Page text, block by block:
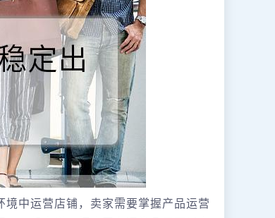
中运营店铺，卖家需要掌握产品运营